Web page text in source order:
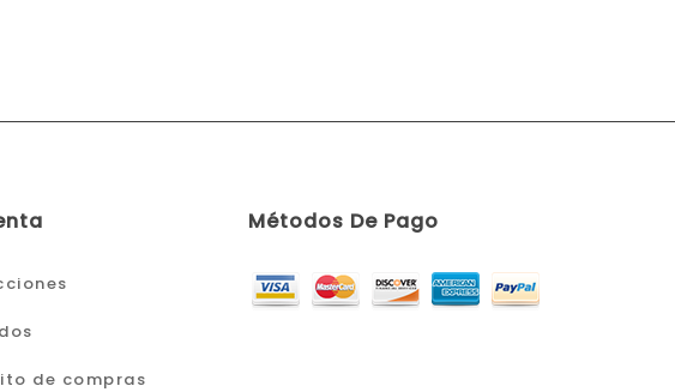
de compras
Métodos De Pago